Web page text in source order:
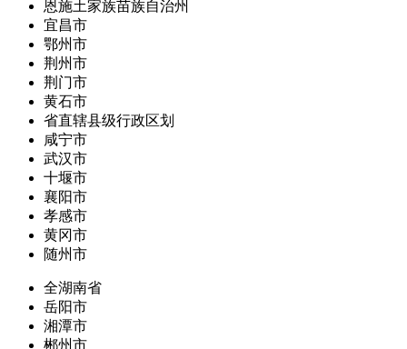
恩施土家族苗族自治州
宜昌市
鄂州市
荆州市
荆门市
黄石市
省直辖县级行政区划
咸宁市
武汉市
十堰市
襄阳市
孝感市
黄冈市
随州市
全湖南省
岳阳市
湘潭市
郴州市